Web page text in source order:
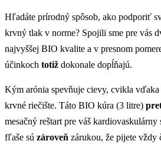
Hľadáte prírodný spôsob, ako podporiť
krvný tlak v norme? Spojili sme pre vás
najvyššej BIO kvalite a v presnom
účinkoch totiž dokonale dopĺňajú.
Kým arónia spevňuje cievy, cvikla vďaka
krvné riečište. Táto BIO kúra (3 litre)
mesačný reštart pre váš
fľaše sú zároveň zárukou, že pijete vždy